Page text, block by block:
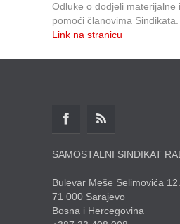
Odluke o dodjeli materijalne
pomoći članovima Sindikata.
Link na stranicu
SAMOSTALNI SINDIKAT
Bulevar Meše Selimovića 12.
71 000 Sarajevo
Bosna i Hercegovina